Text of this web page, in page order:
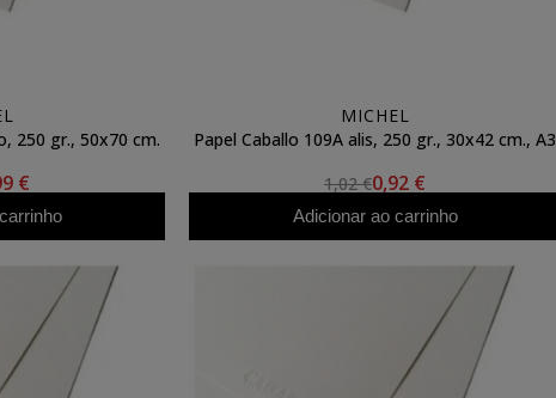
250 gr., 50x70 cm.
€
MICHEL
Papel Caballo 109A alis, 250 gr., 30x42 cm., A3
1,02 €0,92 €
Adicionar ao carrinho